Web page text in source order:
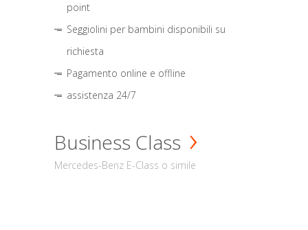
point
Seggiolini per bambini disponibili su
richiesta
Pagamento online e offline
assistenza 24/7
Business Class
Mercedes-Benz E-Class o simile